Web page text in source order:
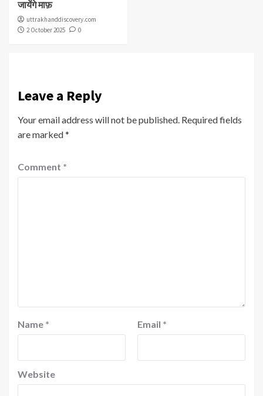
जायेंगे माफ़
uttrakhanddiscovery.com
2 October 2025
0
Leave a Reply
Your email address will not be published. Required fields
are marked*
Comment *
Name * Email *
Website